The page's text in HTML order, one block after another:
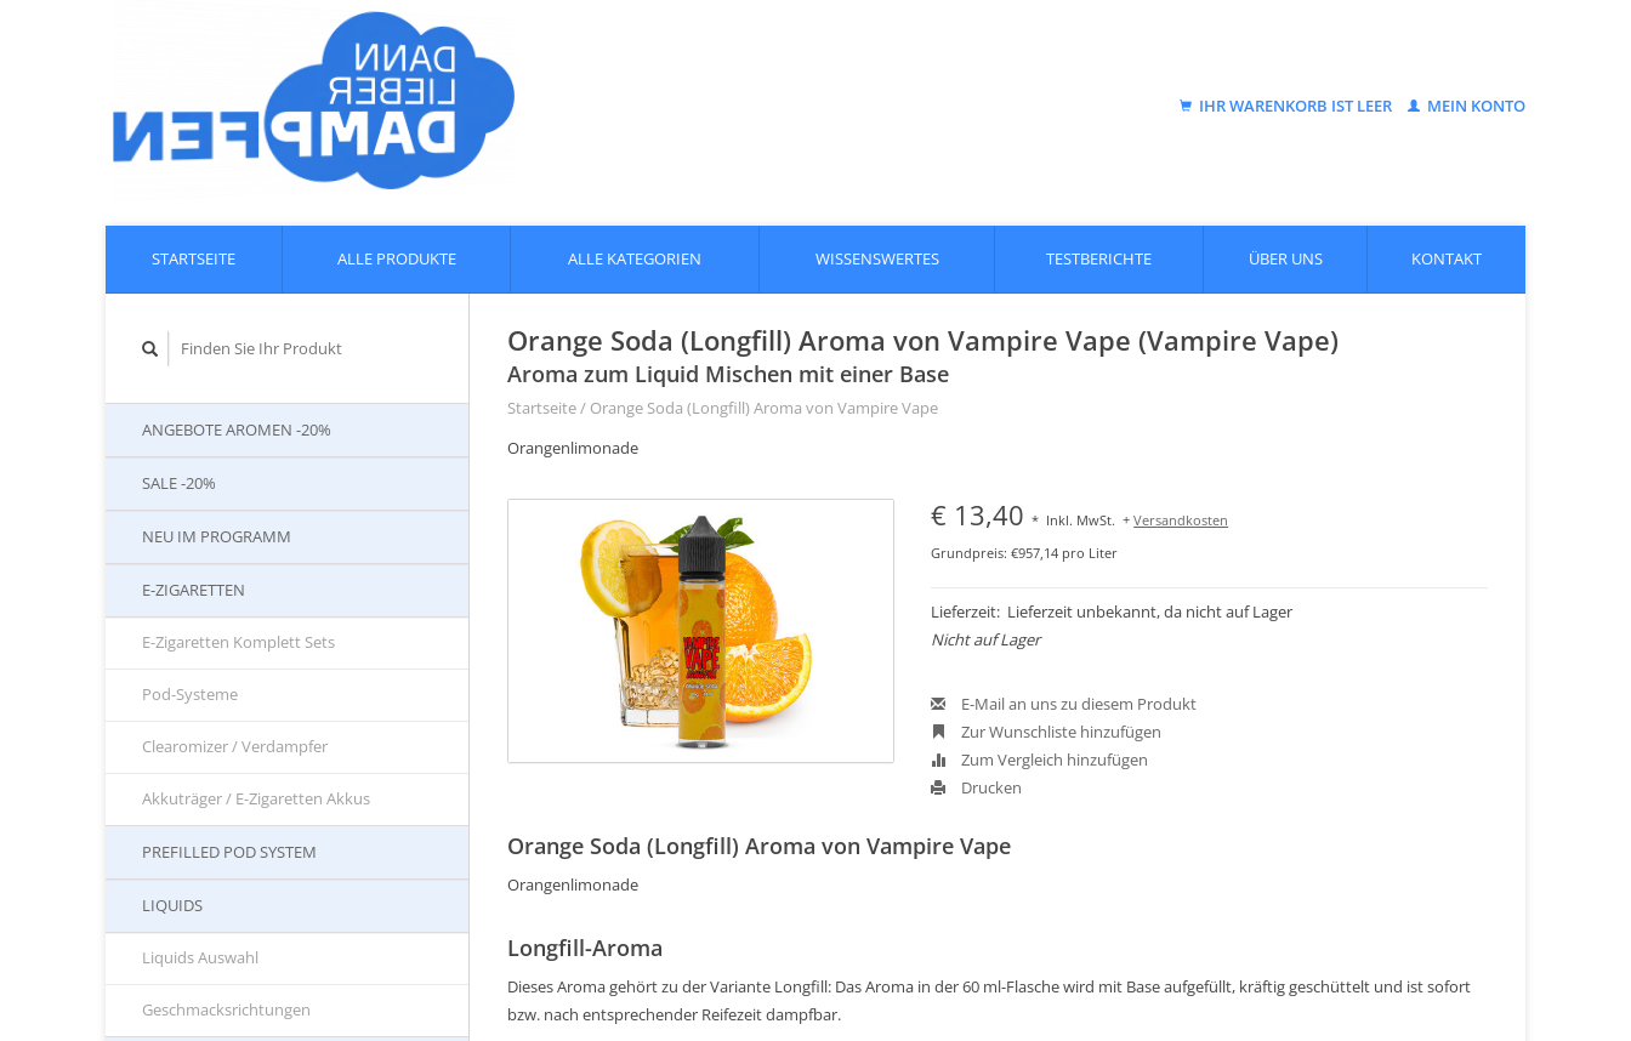
IHR WARENKORB IST LEER MEIN KONTO
STARTSEITE ALLE PRODUKTE ALLE KATEGORIEN WISSENSWERTES TESTBERICHTE ÜBER UNS KONTAKT
ANGEBOTE AROMEN -20%
SALE -20%
NEU IM PROGRAMM
E-ZIGARETTEN
E-Zigaretten Komplett Sets
Pod-Systeme
Clearomizer / Verdampfer
Akkuträger / E-Zigaretten Akkus
PREFILLED POD SYSTEM
LIQUIDS
Liquids Auswahl
Geschmacksrichtungen
Orange Soda (Longfill) Aroma von Vampire Vape (Vampire Vape)
Aroma zum Liquid Mischen mit einer Base
Startseite/ Orange Soda (Longfill) Aroma von Vampire Vape
Orangenlimonade
€ 13,40* Inkl. MwSt. +Versandkosten
Grundpreis: €957,14 pro Liter
Lieferzeit: Lieferzeit unbekannt, da nicht auf Lager
Nicht auf Lager
E-Mail an uns zu diesem Produkt
Zur Wunschliste hinzufügen
Zum Vergleich hinzufügen
Drucken
Orange Soda (Longfill) Aroma von Vampire Vape
Orangenlimonade
Longfill-Aroma
Dieses Aroma gehört zu der Variante Longfill: Das Aroma in der 60 ml-Flasche wird mit Base aufgefüllt, kräftig geschüttelt und ist sofort
bzw. nach entsprechender Reifezeit dampfbar.